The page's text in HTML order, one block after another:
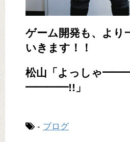
ゲーム開発も、より
いきます！！
松山「よっしゃ
━━━━!!」
- ブログ